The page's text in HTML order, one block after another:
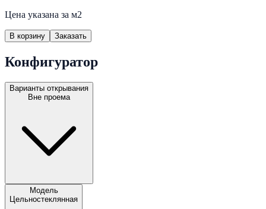
Цена указана за м2
В корзину Заказать
Конфигуратор
Варианты открывания
Вне проема
Модель
Цельностеклянная